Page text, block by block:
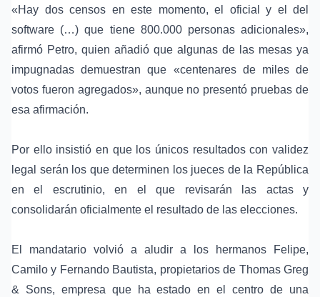
«Hay dos censos en este momento, el oficial y el del
software (…) que tiene 800.000 personas adicionales»,
afirmó Petro, quien añadió que algunas de las mesas ya
impugnadas demuestran que «centenares de miles de
votos fueron agregados», aunque no presentó pruebas de
esa afirmación.
Por ello insistió en que los únicos resultados con validez
legal serán los que determinen los jueces de la República
en el escrutinio, en el que revisarán las actas y
consolidarán oficialmente el resultado de las elecciones.
El mandatario volvió a aludir a los hermanos Felipe,
Camilo y Fernando Bautista, propietarios de Thomas Greg
& Sons, empresa que ha estado en el centro de una